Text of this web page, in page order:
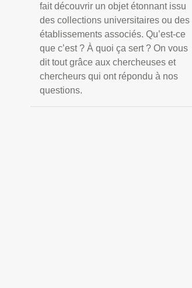
fait découvrir un objet étonnant issu
des collections universitaires ou des
établissements associés. Qu’est-ce
que c’est ? À quoi ça sert ? On vous
dit tout grâce aux chercheuses et
chercheurs qui ont répondu à nos
questions.